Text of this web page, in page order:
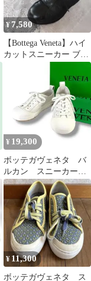
¥7,580
【Bottega Veneta】ハイ
カットスニーカー ブラ
¥ 19,300
ボッテガヴェネタ バ
ルカン スニーカー
36 ホワイト 23.5cm
¥ 11,300
ボッテガヴェネタ ス